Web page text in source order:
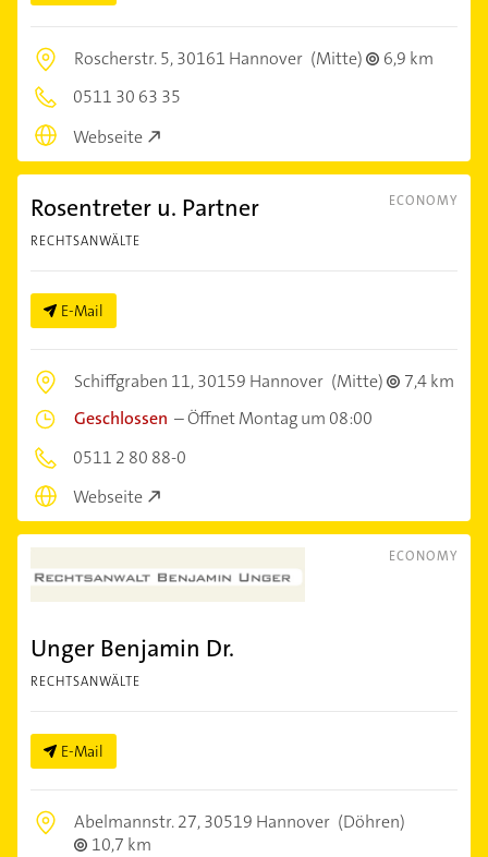
Roscherstr. 5,30161 Hannover (Mitte)
6,9 km
0511 30 63 35
Webseite
ECONOMY
Rosentreter u. Partner
RECHTSANWÄLTE
E-Mail
Schiffgraben 11,30159 Hannover (Mitte)
7,4 km
Geschlossen –Öffnet Montag um 08:00
0511 2 80 88-0
Webseite
ECONOMY
Unger Benjamin Dr.
RECHTSANWÄLTE
E-Mail
Abelmannstr. 27,30519 Hannover (Döhren)
10,7 km